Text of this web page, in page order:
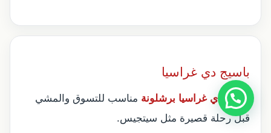
باسيج دي غراسيا
باسيج دي غراسيا برشلونة مناسب للتسوق والمشي
قبل رحلة قصيرة مثل سيتجيس.